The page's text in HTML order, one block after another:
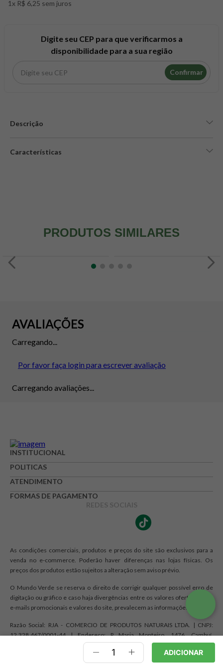
1x R$ 6,25 sem juros
Digite seu CEP para que verificarmos a
disponibilidade para a sua região
Confirmar
Descrição
Características
ADICIONAR
PRODUTOS SIMILARES
AVALIAÇÕES
Carregando...
Por favor faça login para escrever avaliação
Carregando avaliações...
INSTITUCIONAL
POLITICAS
ATENDIMENTO
FORMAS DE PAGAMENTO
REDES SOCIAIS
As condições comerciais, produtos e preços do site são exclusivos para a
venda no e-commerce. Poderão haver diferenças nas lojas físicas. Os
preços dos produtos estão sujeitos a alteração sem aviso prévio.
O Mundo Verde se reserva o direito de corrigir qualquer possível erro de
digitação ou gráfico e caso haja divergências entre os valores ofertados nos
e-mails promocionais e valores do site, prevalecem as informações do site.
Razão Social: RJA - COMERCIO DE PRODUTOS NATURAIS LTDA. | CNPJ:
12.328.467/0001-44 | Endereço: R Maria Monteiro, 1476, Cambuí,
Campinas, SP CEP 13025-150
8º snack proteico mundo verde